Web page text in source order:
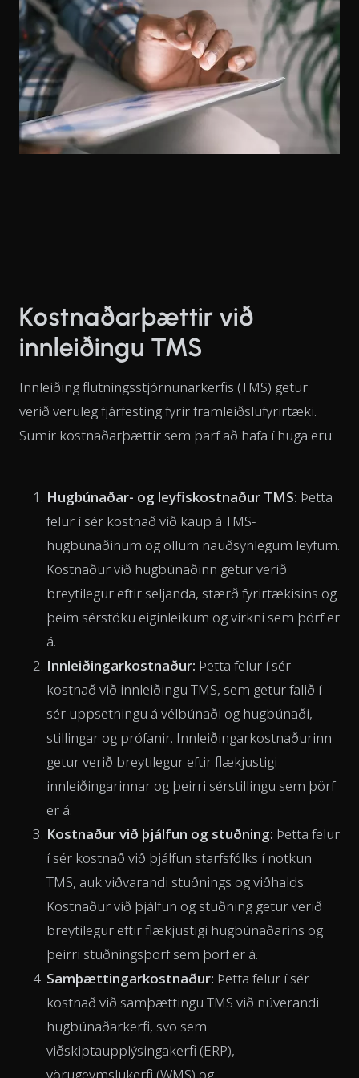
Kostnaðarþættir við
innleiðingu TMS
Innleiðing flutningsstjórnunarkerfis (TMS) getur
verið veruleg fjárfesting fyrir framleiðslufyrirtæki.
Sumir kostnaðarþættir sem þarf að hafa í huga eru:
Hugbúnaðar- og leyfiskostnaður TMS: Þetta
felur í sér kostnað við kaup á TMS-
hugbúnaðinum og öllum nauðsynlegum leyfum.
Kostnaður við hugbúnaðinn getur verið
breytilegur eftir seljanda, stærð fyrirtækisins og
þeim sérstöku eiginleikum og virkni sem þörf er
á.
Innleiðingarkostnaður: Þetta felur í sér
kostnað við innleiðingu TMS, sem getur falið í
sér uppsetningu á vélbúnaði og hugbúnaði,
stillingar og prófanir. Innleiðingarkostnaðurinn
getur verið breytilegur eftir flækjustigi
innleiðingarinnar og þeirri sérstillingu sem þörf
er á.
Kostnaður við þjálfun og stuðning: Þetta felur
í sér kostnað við þjálfun starfsfólks í notkun
TMS, auk viðvarandi stuðnings og viðhalds.
Kostnaður við þjálfun og stuðning getur verið
breytilegur eftir flækjustigi hugbúnaðarins og
þeirri stuðningsþörf sem þörf er á.
Samþættingarkostnaður: Þetta felur í sér
kostnað við samþættingu TMS við núverandi
hugbúnaðarkerfi, svo sem
viðskiptaupplýsingakerfi (ERP),
vörugeymslukerfi (WMS) og